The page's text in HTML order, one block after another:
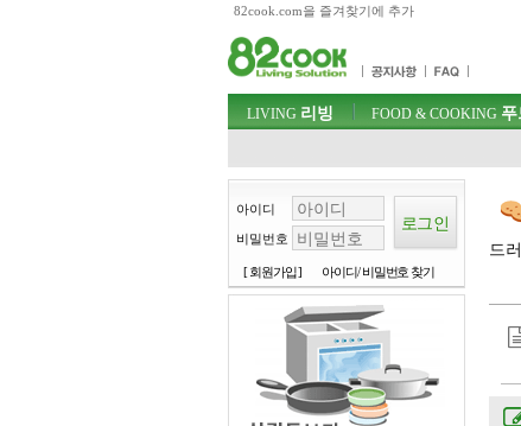
82cook.com을 즐겨찾기에 추가
주메뉴 바로가기
컨텐츠 바로가기
검색 바로가기
로그인 바로가기
주메뉴
LIVING 리빙 FOOD & COOKING
아이디
비밀번호
[ 회원가입 ] 아이디/ 비밀번호 찾기
드